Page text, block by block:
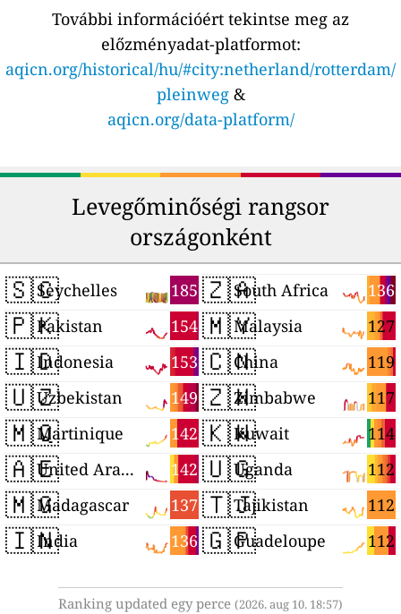
További információért tekintse meg az
előzményadat-platformot:
aqicn.org/historical/hu/#city:netherland/rotterdam/
pleinweg&
aqicn.org/data-platform/
Levegőminőségi rangsor
országonként
🇸🇨 185
Seychelles
🇵🇰 154
Pakistan
🇮🇩 153
Indonesia
🇺🇿 149
Uzbekistan
🇲🇶 142
Martinique
🇦🇪 142
United Arab Emirates
🇲🇬 137
Madagascar
🇮🇳 136
India
🇿🇦 136
South Africa
🇲🇾 127
Malaysia
🇨🇳 119
China
🇿🇼 117
Zimbabwe
🇰🇼 114
Kuwait
🇺🇬 112
Uganda
🇹🇯 112
Tajikistan
🇬🇵 112
Guadeloupe
Ranking updated egy perce (2026. aug 10. 18:57)